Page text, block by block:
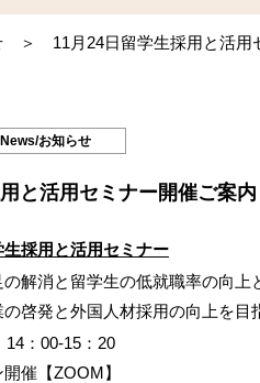
＞ 11月24日留学生採用と活用
News/お知らせ
と活用セミナー開催ご案内
採用と活用セミナー
解消と留学生の低就職率の向
啓発と外国人材採用の向上を目
14：00-15：20
催【ZOOM】